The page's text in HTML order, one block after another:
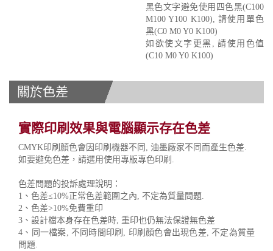
黑色文字避免使用四色黑(C100
M100 Y100 K100), 請使用單色
黑(C0 M0 Y0 K100)
如欲使文字更黑, 請使用色值
(C10 M0 Y0 K100)
關於色差
實際印刷效果與電腦顯示存在色差
CMYK印刷顏色會因印刷機器不同, 油墨廠家不同而產生色差.
如要避免色差，請選用使用專版專色印刷.
色差問題的投訴處理說明：
1、色差≤10%正常色差範圍之內, 不定為質量問題.
2、色差>10%免費重印
3、設計檔本身存在色差時, 重印也仍無法保證無色差
4、同一檔案, 不同時間印刷, 印刷顏色會出現色差, 不定為質量
問題.